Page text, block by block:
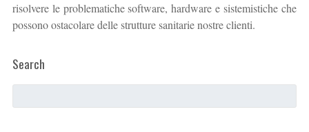
risolvere le problematiche software, hardware e sistemistiche che
possono ostacolare delle strutture sanitarie nostre clienti.
Search